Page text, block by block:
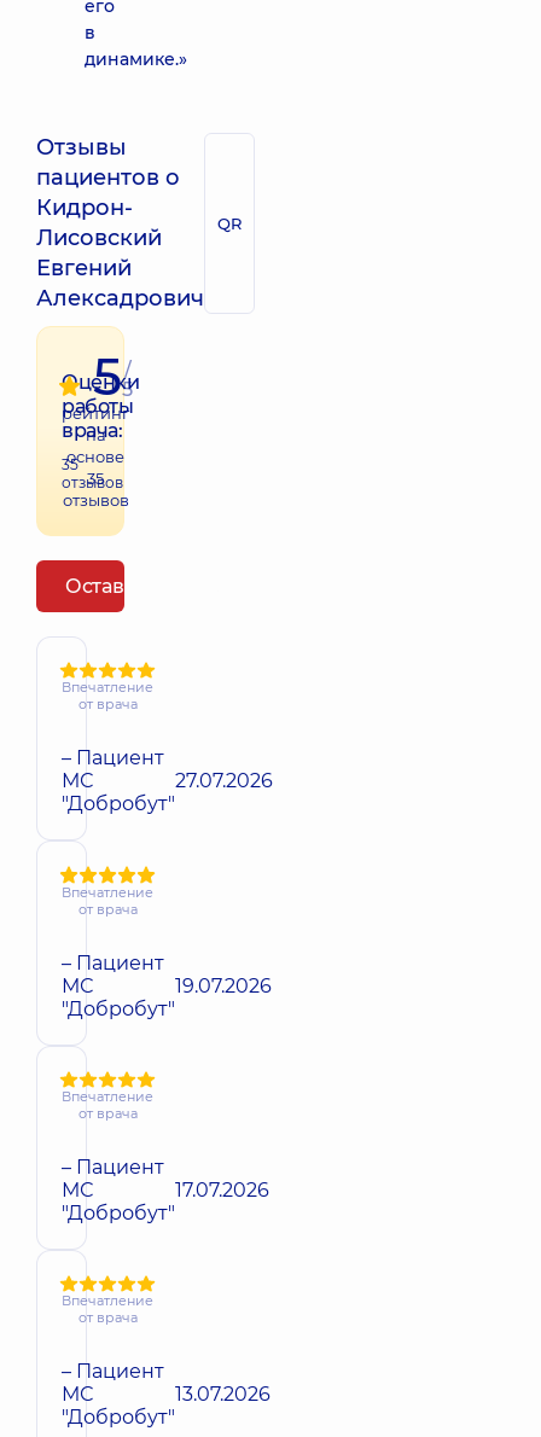
его
в
динамике.»
Отзывы
пациентов о
Кидрон-
Лисовский
Евгений
Алексадрович
QR
Оценки
работы
врача:
35
отзывов
5/
5
рейтинг
на
основе
35
отзывов
Оставить отзыв
Впечатление
от врача
– Пациент
МС
"Добробут"
27.07.2026
Впечатление
от врача
– Пациент
МС
"Добробут"
19.07.2026
Впечатление
от врача
– Пациент
МС
"Добробут"
17.07.2026
Впечатление
от врача
– Пациент
МС
"Добробут"
13.07.2026